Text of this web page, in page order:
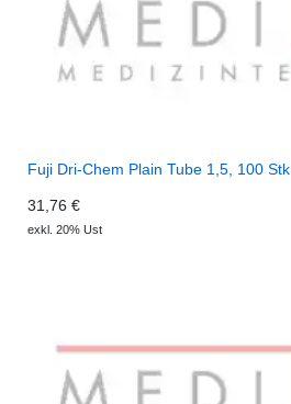
Fuji Dri-Chem Plain Tube 1,5, 100 Stk.
31,76 €
exkl. 20% Ust